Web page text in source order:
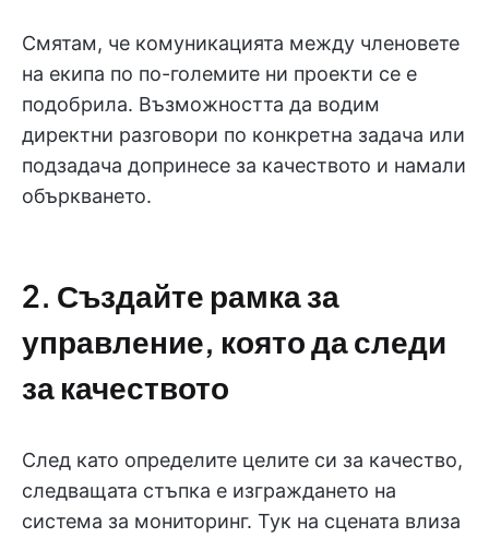
Смятам, че комуникацията между членовете
на екипа по по-големите ни проекти се е
подобрила. Възможността да водим
директни разговори по конкретна задача или
подзадача допринесе за качеството и намали
объркването.
2. Създайте рамка за
управление, която да следи
за качеството
След като определите целите си за качество,
следващата стъпка е изграждането на
система за мониторинг. Тук на сцената влиза